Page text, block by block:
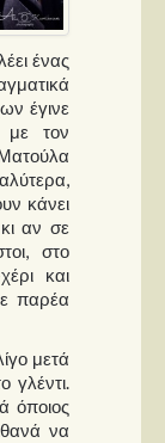
ένας
έγινε
με τον
κάνει
αν σε
στο
και
παρέα
μετά
γλέντι.
όποιος
να